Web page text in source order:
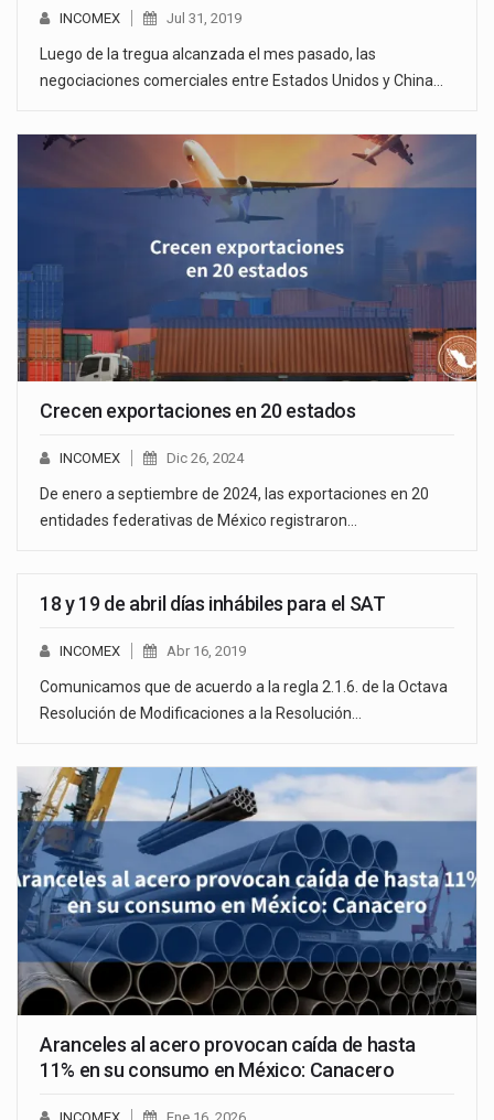
INCOMEX Jul 31, 2019
Luego de la tregua alcanzada el mes pasado, las
negociaciones comerciales entre Estados Unidos y China…
Crecen exportaciones en 20 estados
INCOMEX Dic 26, 2024
De enero a septiembre de 2024, las exportaciones en 20
entidades federativas de México registraron…
18 y 19 de abril días inhábiles para el SAT
INCOMEX Abr 16, 2019
Comunicamos que de acuerdo a la regla 2.1.6. de la Octava
Resolución de Modificaciones a la Resolución…
Aranceles al acero provocan caída de hasta
11% en su consumo en México: Canacero